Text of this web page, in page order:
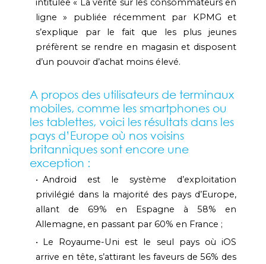
intitulée « La vérité sur les consommateurs en
ligne » publiée récemment par KPMG et
s’explique par le fait que les plus jeunes
préfèrent se rendre en magasin et disposent
d’un pouvoir d’achat moins élevé.
A propos des utilisateurs de terminaux
mobiles, comme les smartphones ou
les tablettes, voici les résultats dans les
pays d’Europe où nos voisins
britanniques sont encore une
exception :
Android est le système d’exploitation
privilégié dans la majorité des pays d’Europe,
allant de 69% en Espagne à 58% en
Allemagne, en passant par 60% en France ;
Le Royaume-Uni est le seul pays où iOS
arrive en tête, s’attirant les faveurs de 56% des